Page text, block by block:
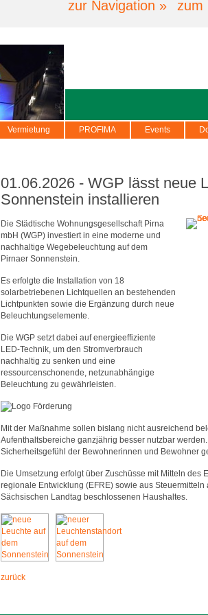
zur Navigation » zum
Vermietung PROFIMA Events
01.06.2026 - WGP lässt neue
Sonnenstein installieren
Die Städtische Wohnungsgesellschaft Pirna
mbH (WGP) investiert in eine moderne und
nachhaltige Wegebeleuchtung auf dem
Pirnaer Sonnenstein.
Es erfolgte die Installation von 18
solarbetriebenen Lichtquellen an bestehenden
Lichtpunkten sowie die Ergänzung durch neue
Beleuchtungselemente.
Die WGP setzt dabei auf energieeffiziente
LED-Technik, um den Stromverbrauch
nachhaltig zu senken und eine
ressourcenschonende, netzunabhängige
Beleuchtung zu gewährleisten.
Mit der Maßnahme sollen bislang nicht ausreichend
Aufenthaltsbereiche ganzjährig besser nutzbar
Sicherheitsgefühl der Bewohnerinnen und Bewohner
Die Umsetzung erfolgt über Zuschüsse mit Mitteln des
regionale Entwicklung (EFRE) sowie aus Steuermitteln
Sächsischen Landtag beschlossenen Haushaltes.
zurück